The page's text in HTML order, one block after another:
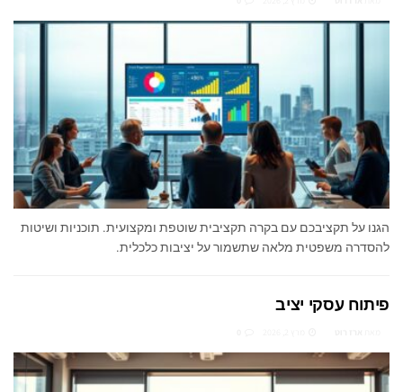
הגנו על תקציבכם עם בקרה תקציבית שוטפת ומקצועית. תוכניות ושיטות
להסדרה משפטית מלאה שתשמור על יציבות כלכלית.
פיתוח עסקי יציב